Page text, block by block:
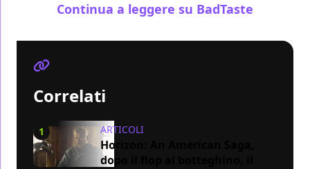
Continua a leggere su BadTaste
Correlati
1 ARTICOLI
Horizon: An American Saga,
dopo il flop al botteghino, il